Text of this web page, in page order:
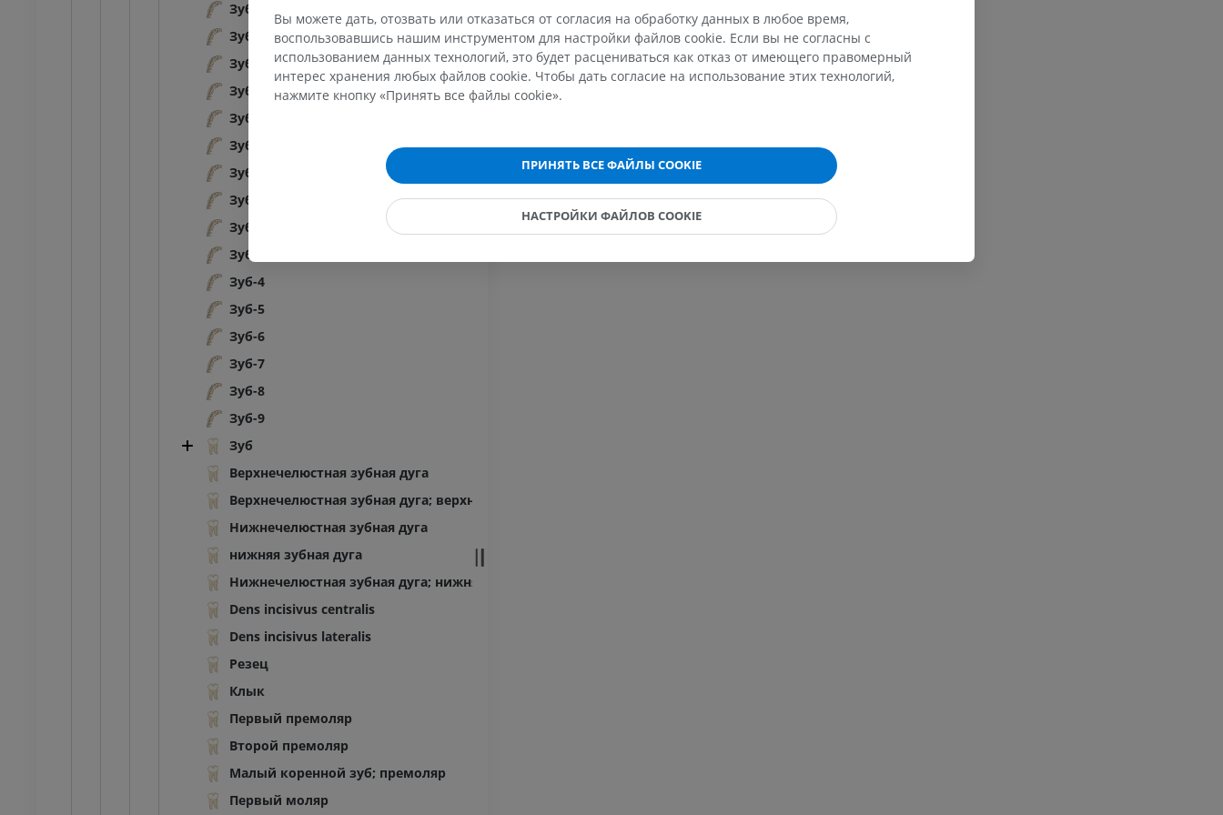
Зуб-24
Зуб-25
Зуб-26
Зуб-27
Зуб-28
Зуб-29
Зуб-3
Зуб-30
Зуб-31
Зуб-32
Зуб-4
Зуб-5
Зуб-6
Зуб-7
Зуб-8
Зуб-9
Зуб
Верхнечелюстная зубная дуга
Верхнечелюстная зубная дуга; верхняя зубная дуга
Нижнечелюстная зубная дуга
нижняя зубная дуга
Нижнечелюстная зубная дуга; нижняя зубная дуга
Dens incisivus centralis
Dens incisivus lateralis
Резец
Клык
Первый премоляр
Второй премоляр
Малый коренной зуб; премоляр
Первый моляр
Голень (артерии и
кости)
KT
БЕСПЛАТНО
нижних конечностей
БЕСПЛАТНО
Вы можете дать, отозвать или отказаться от согласия на обработку данных в любое время,
воспользовавшись нашим инструментом для настройки файлов cookie. Если вы не согласны с
использованием данных технологий, это будет расцениваться как отказ от имеющего правомерный
интерес хранения любых файлов cookie. Чтобы дать согласие на использование этих технологий,
нажмите кнопку «Принять все файлы cookie».
ПРИНЯТЬ ВСЕ ФАЙЛЫ COOKIE
НАСТРОЙКИ ФАЙЛОВ COOKIE